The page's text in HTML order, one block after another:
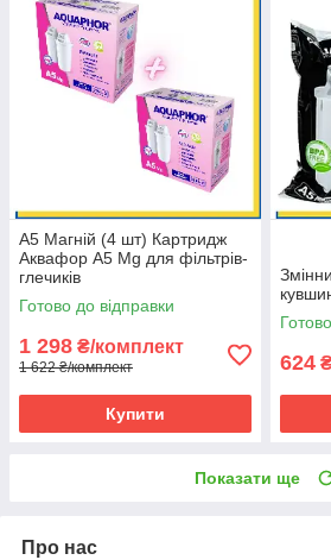
A5 Магній (4 шт) Картридж
Аквафор А5 Mg для фільтрів-
глечиків
Готово до відправки
1 298 ₴/комплект
1 622 ₴/комплект
Купити
624
Показати ще
Про нас